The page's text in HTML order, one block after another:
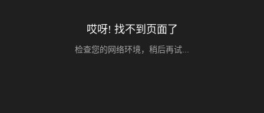
哎呀! 找不到页面了
检查您的网络环境，稍后再试...